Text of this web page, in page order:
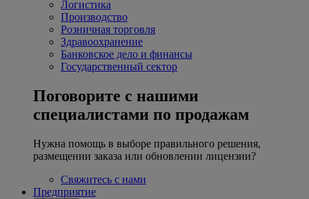
Логистика
Производство
Розничная торговля
Здравоохранение
Банковское дело и финансы
Государственный сектор
Поговорите с нашими
специалистами по продажам
Нужна помощь в выборе правильного решения,
размещении заказа или обновлении лицензии?
Свяжитесь с нами
Предприятие